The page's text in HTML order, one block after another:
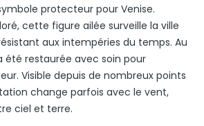
protecteur pour Venise.
cette figure ailée surveille la ville
aux intempéries du temps. Au
été restaurée avec soin pour
Visible depuis de nombreux points
change parfois avec le vent,
ciel et terre.